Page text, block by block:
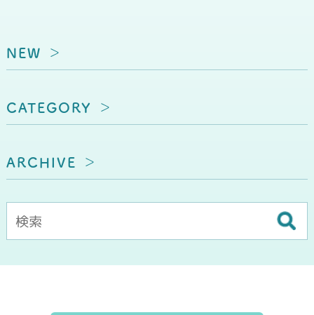
NEW
CATEGORY
ARCHIVE